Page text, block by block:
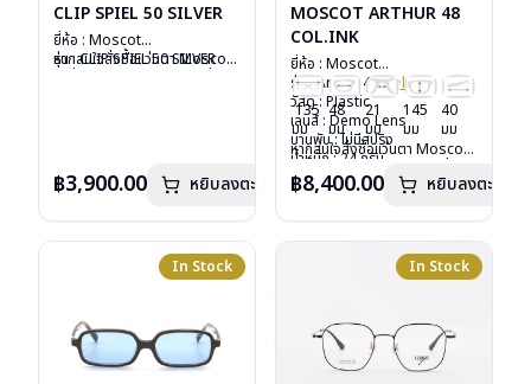
CLIP SPIEL 50 SILVER
ยี่ห้อ : Moscot
รุ่น : CLIP SPIEL 50 SILVER
การรับประกัน : 1 ปี
หากสนใจสั่งชื้อแว่นตา Moscot
฿3,900.00 หยิบลงตะกร้า
MOSCOT ARTHUR 48
COL.INK
ยี่ห้อ : Moscot
รุ่น : Arthur 48Col.ink
วัสดุ : Plastic
เลนส์ : Demo Lens
บานพับ : ไม่มีสปริง
น้ำหนัก : 24 กรัม
อุปกรณ์ : กล่องแว่น, กล่อง
กระดาษ, ผ้าเช็ดแว่น
การรับประกัน : 1 ปี
135
มม
48
มม
21
มม
145
มม
40
มม
หากสนใจสั่งชื้อแว่นตา Moscot
ลงไว้กรุณาติดต่อเราคลิก
฿8,400.00 หยิบลงตะกร้า
In Stock In Stock